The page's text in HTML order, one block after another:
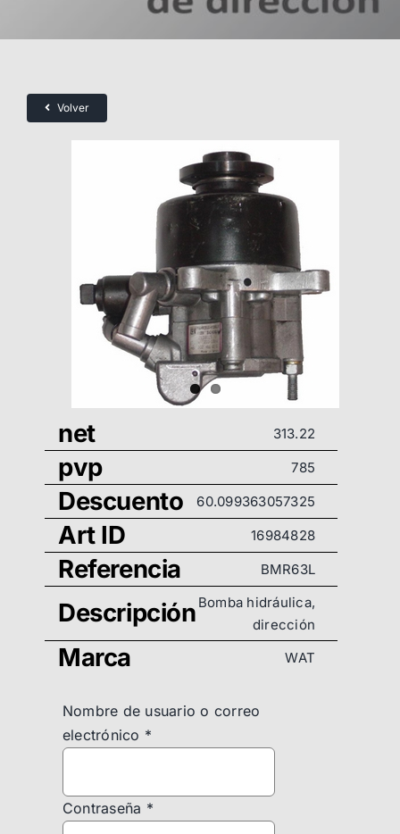
Volver
net 313.22
pvp 785
Descuento 60.099363057325
Art ID 16984828
Referencia BMR63L
Descripción Bomba hidráulica,
dirección
Marca WAT
Nombre de usuario o correo
electrónico *
Contraseña *